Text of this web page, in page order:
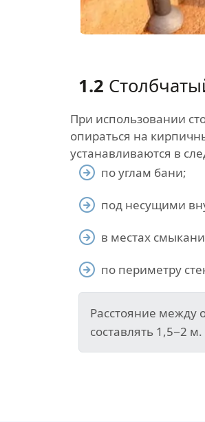
1.2
При использовании
опираться на
устанавливаются в
по углам бани;
под несущими
в местах
по периметру
Расстояние
составлять 1,5−2 м.